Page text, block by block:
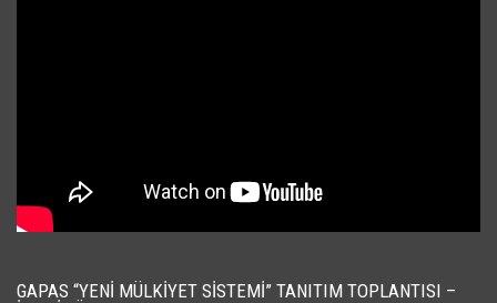
GAPAS “YENI MÜLKIYET SISTEMI” TANITIM TOPLANTISI –